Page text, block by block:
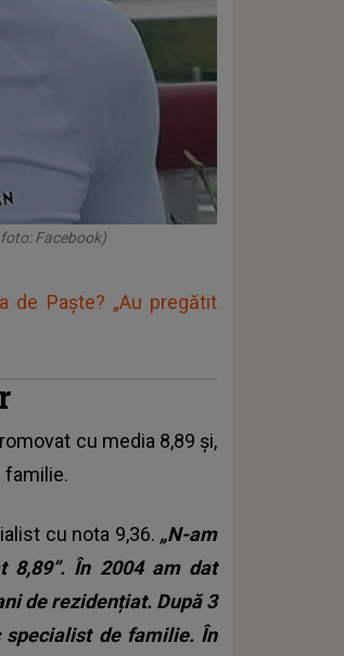
Facebook)
de Paște? „Au pregătit
cu media 8,89 și,
familie.
cu nota 9,36. „N-am
8,89”. În 2004 am dat
de rezidențiat. După 3
de familie. În